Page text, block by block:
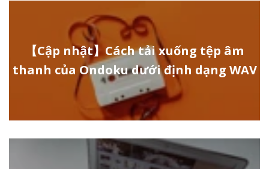
【Cập nhật】Cách tải xuống tệp âm
thanh của Ondoku dưới định dạng WAV